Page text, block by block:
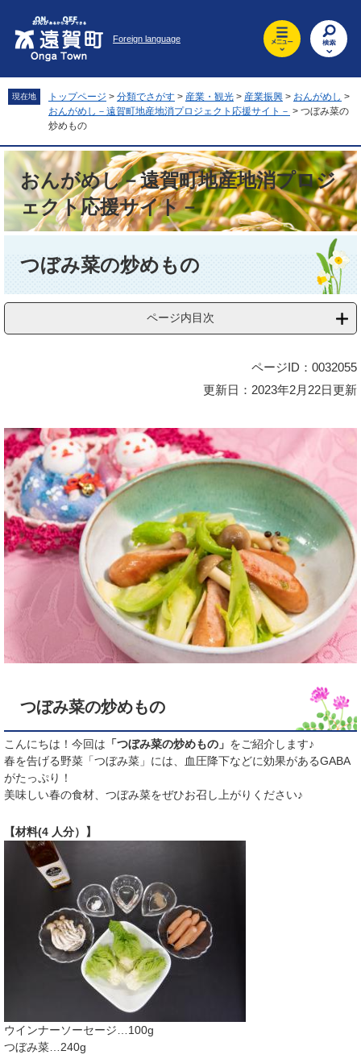
先
頭
。
を
飛
て
へ
Foreign language
現在地 トップページ > 分類でさがす > 産業・観光 > 産業振興 > おんがめし >
おんがめし－遠賀町地産地消プロジェクト応援サイト－ > つぼみ菜の
炒めもの
おんがめし－遠賀町地産地消プロジ
ェクト応援サイト－
つぼみ菜の炒めもの
ページ内目次
ページID：0032055
更新日：2023年2月22日更新
つぼみ菜の炒めもの
こんにちは！今回は 「つぼみ菜の炒めもの」 をご紹介します♪
​春を告げる野菜「つぼみ菜」には、血圧降下などに効果があるGABA
がたっぷり！
美味しい春の食材、つぼみ菜をぜひお召し上がりください♪
【材料(4 人分）】
ウインナーソーセージ…100g
つぼみ菜…240g